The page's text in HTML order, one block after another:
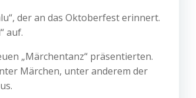
der an das Oktoberfest erinnert.
auf.
„Märchentanz“ präsentierten.
Märchen, unter anderem der